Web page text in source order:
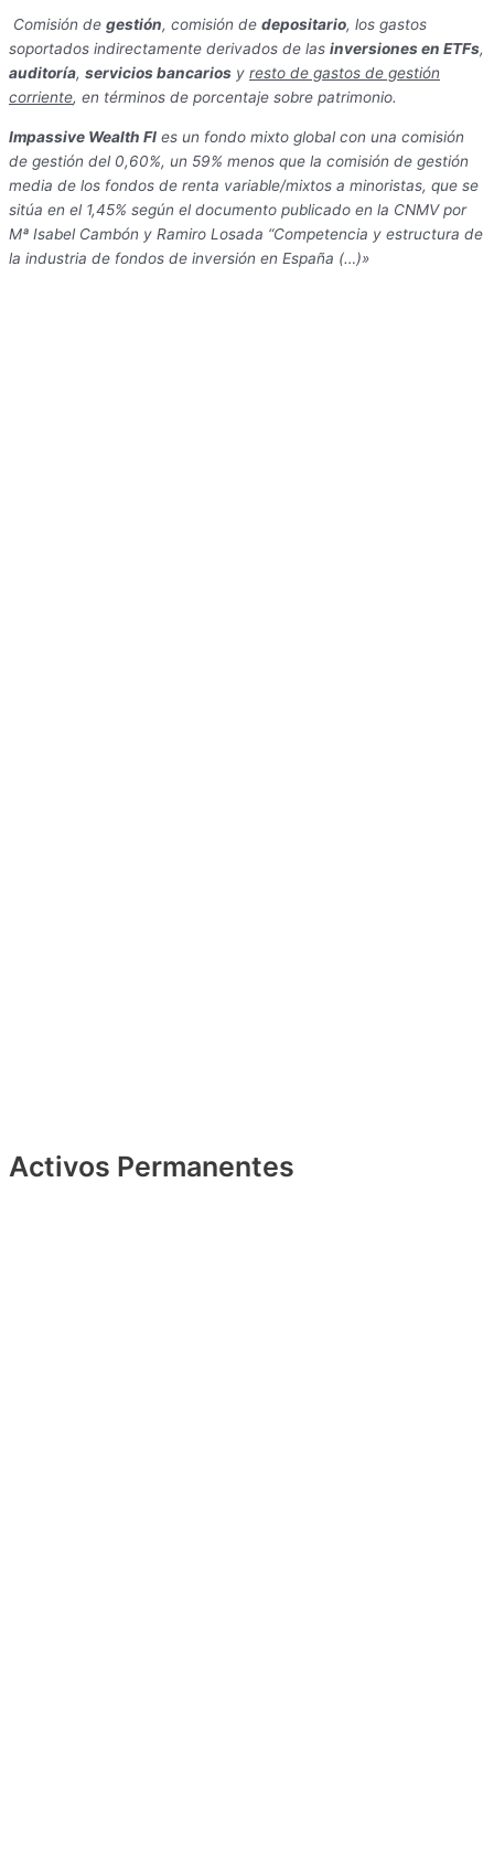
Comisión de gestión, comisión de depositario, los gastos
soportados indirectamente derivados de las inversiones en ETFs,
auditoría, servicios bancarios y resto de gastos de gestión
corriente, en términos de porcentaje sobre patrimonio.
Impassive Wealth FI es un fondo mixto global con una comisión
de gestión del 0,60%, un 59% menos que la comisión de gestión
media de los fondos de renta variable/mixtos a minoristas, que se
sitúa en el 1,45% según el documento publicado en la CNMV por
Mª Isabel Cambón y Ramiro Losada “Competencia y estructura de
la industria de fondos de inversión en España (…)»
Activos Permanentes